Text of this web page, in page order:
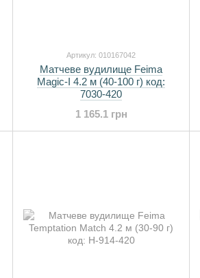
Артикул: 010167042
Матчеве вудилище Feima
Magic-I 4.2 м (40-100 г) код:
7030-420
1 165.1 грн